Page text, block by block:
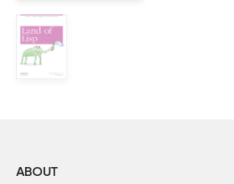
    1.4　F#のソースファイルを管理する
2章　基本事項
        2.1.4　BigInt
ABOUT